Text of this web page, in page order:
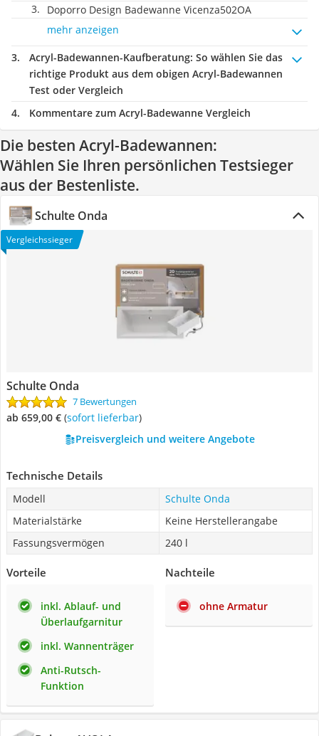
Doporro Design Badewanne Vicenza502OA
mehr anzeigen
Acryl-Badewannen-Kaufberatung: So wählen Sie das
richtige Produkt aus dem obigen Acryl-Badewannen
Test oder Vergleich
Kommentare zum Acryl-Badewanne Vergleich
Die besten Acryl-Badewannen:
Wählen Sie Ihren persönlichen Testsieger
aus der Bestenliste.
Schulte Onda
Vergleichssieger
Schulte Onda
7 Bewertungen
ab 659,00 € ( Sofort lieferbar)
Preisvergleich und weitere Angebote
Technische Details
Modell
Schulte Onda
Materialstärke
Keine Herstellerangabe
Fassungsvermögen
240 l
Vorteile
inkl. Ablauf- und
Überlaufgarnitur
inkl. Wannenträger
Anti-Rutsch-
Funktion
Nachteile
ohne Armatur